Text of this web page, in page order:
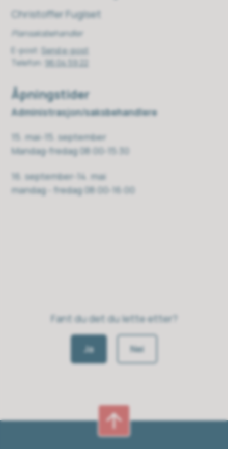
Christoffer Fuglset
Plansaksbehandler
E-post Send e-post
Telefon 96 04 59 22
Åpningstider
Administrasjon/saksbehandlere
15. mai-15. september
Mandag-fredag 08:00-15:30
16. september-14. mai
mandag - fredag 08:00-16:00
Fant du det du lette etter?
Ja Nei